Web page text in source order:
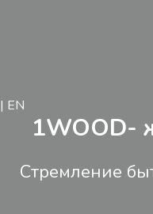
| EN
1WOOD-
Cтремление